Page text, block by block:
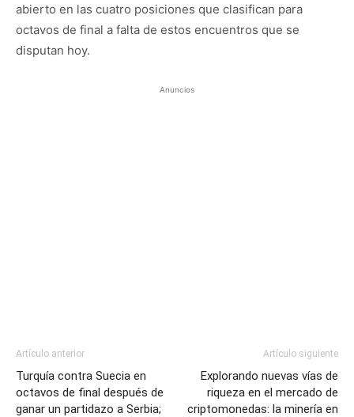
abierto en las cuatro posiciones que clasifican para
octavos de final a falta de estos encuentros que se
disputan hoy.
Anuncios
Artículo anterior
Turquía contra Suecia en
octavos de final después de
ganar un partidazo a Serbia;
Artículo siguiente
Explorando nuevas vías de
riqueza en el mercado de
criptomonedas: la minería en